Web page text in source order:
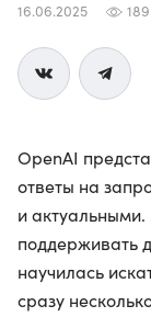
16.06.2025 189
OpenAI
ответы на
и
поддерживать
научилась
сразу